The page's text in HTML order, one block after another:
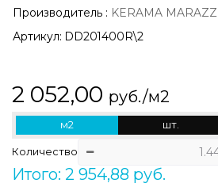
Производитель : KERAMA MARAZZI
Артикул: DD201400R\2
2 052,00 руб./м2
м2 шт.
Количество
Итого: 2 954,88 руб.